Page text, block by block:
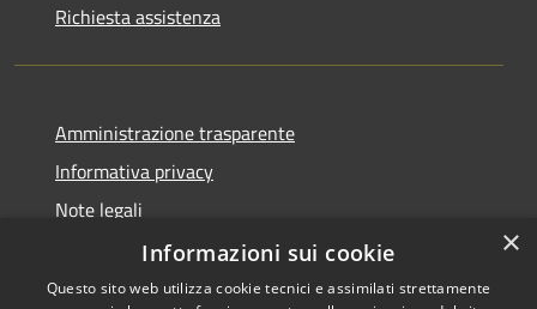
Richiesta assistenza
Amministrazione trasparente
Informativa privacy
Note legali
Dichiarazione di accessibilità
×
Informazioni sui cookie
Questo sito web utilizza cookie tecnici e assimilati strettamente